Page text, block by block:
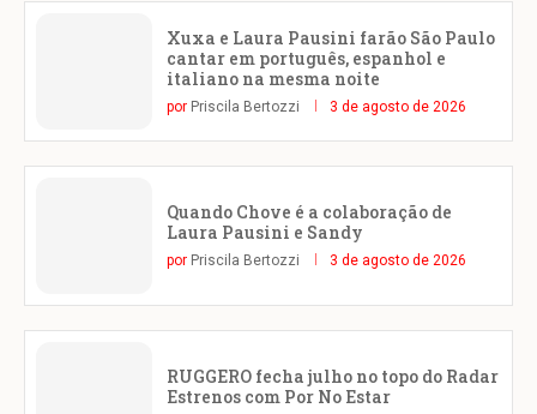
Xuxa e Laura Pausini farão São Paulo
cantar em português, espanhol e
italiano na mesma noite
por Priscila Bertozzi 3 de agosto de 2026
Quando Chove é a colaboração de
Laura Pausini e Sandy
por Priscila Bertozzi 3 de agosto de 2026
RUGGERO fecha julho no topo do Radar
Estrenos com Por No Estar